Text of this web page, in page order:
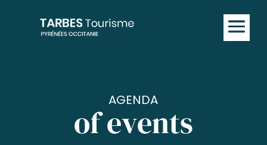
AGENDA
of events